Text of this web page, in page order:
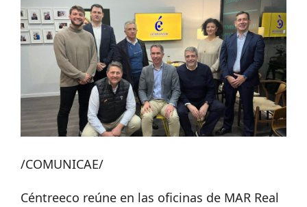
/COMUNICAE/
Céntreeco reúne en las oficinas de MAR Real